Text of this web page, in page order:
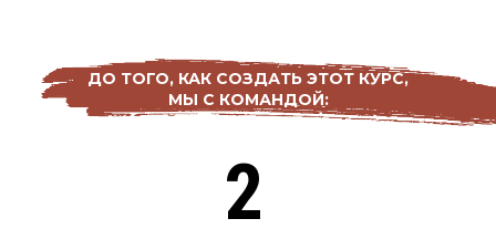
2
ДО ТОГО, КАК СОЗДАТЬ ЭТОТ КУРС,
МЫ С КОМАНДОЙ: